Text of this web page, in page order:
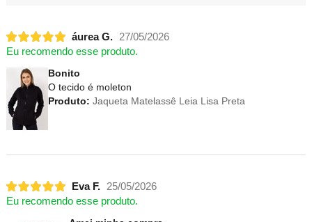
áurea G.
27/05/2026
Eu recomendo esse produto.
Bonito
O tecido é moleton
Produto: Jaqueta Matelassê Leia Lisa Preta
Eva F.
25/05/2026
Eu recomendo esse produto.